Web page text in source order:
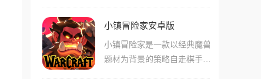
并根据顾客的要求调整配料和
划和布局提高乘客满意度,吸
豪华游轮。随着游戏推进,玩
家可以开发新的旅游国家,邀
枯燥的数字替换成了每个时代
各具时代特色的建筑，从简陋
的石器草棚到中世纪城堡，再
小镇冒险家安卓版
小镇冒险家是一款以经典魔兽
题材为背景的策略自走棋手